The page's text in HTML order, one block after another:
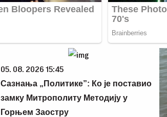
05. 08. 2026 15:45
Сазнања „Политике”: Ко је поставио
замку Митрополиту Методију у
Горњем Заостру